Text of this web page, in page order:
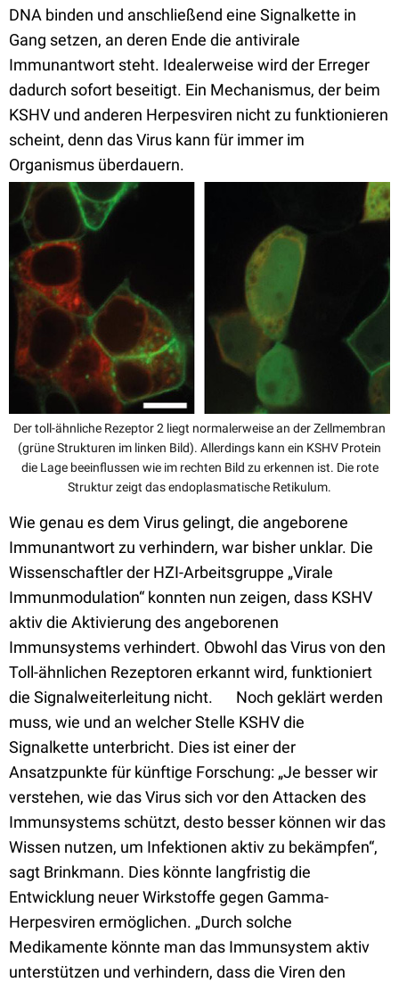
DNA binden und anschließend eine Signalkette in
Gang setzen, an deren Ende die antivirale
Immunantwort steht. Idealerweise wird der Erreger
dadurch sofort beseitigt. Ein Mechanismus, der beim
KSHV und anderen Herpesviren nicht zu funktionieren
scheint, denn das Virus kann für immer im
Organismus überdauern.
Der toll-ähnliche Rezeptor 2 liegt normalerweise an der Zellmembran
(grüne Strukturen im linken Bild). Allerdings kann ein KSHV Protein
die Lage beeinflussen wie im rechten Bild zu erkennen ist. Die rote
Struktur zeigt das endoplasmatische Retikulum.
Wie genau es dem Virus gelingt, die angeborene
Immunantwort zu verhindern, war bisher unklar. Die
Wissenschaftler der HZI-Arbeitsgruppe „Virale
Immunmodulation“ konnten nun zeigen, dass KSHV
aktiv die Aktivierung des angeborenen
Immunsystems verhindert. Obwohl das Virus von den
Toll-ähnlichen Rezeptoren erkannt wird, funktioniert
die Signalweiterleitung nicht. Noch geklärt werden
muss, wie und an welcher Stelle KSHV die
Signalkette unterbricht. Dies ist einer der
Ansatzpunkte für künftige Forschung: „Je besser wir
verstehen, wie das Virus sich vor den Attacken des
Immunsystems schützt, desto besser können wir das
Wissen nutzen, um Infektionen aktiv zu bekämpfen“,
sagt Brinkmann. Dies könnte langfristig die
Entwicklung neuer Wirkstoffe gegen Gamma-
Herpesviren ermöglichen. „Durch solche
Medikamente könnte man das Immunsystem aktiv
unterstützen und verhindern, dass die Viren den